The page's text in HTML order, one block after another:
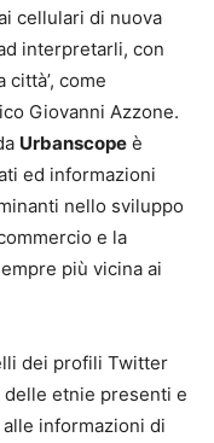
cellulari di nuova
interpretarli, con
città’, come
Giovanni Azzone.
Urbanscope è
ed informazioni
nello sviluppo
e la
più vicina ai
dei profili Twitter
etnie presenti e
informazioni di